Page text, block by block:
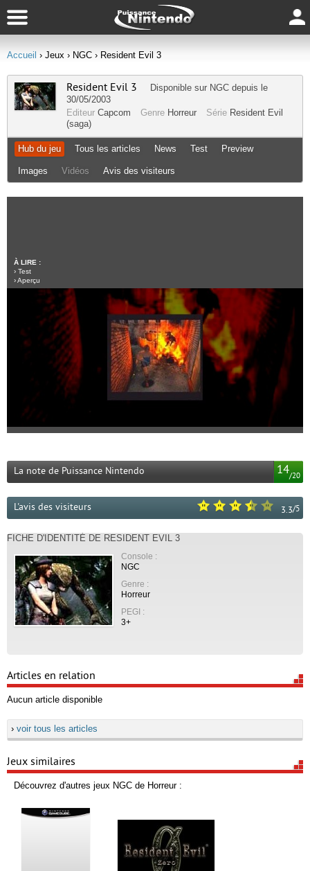
Accueil › Jeux › NGC › Resident Evil 3
Resident Evil 3 Disponible sur NGC depuis le
30/05/2003
Editeur Capcom Genre Horreur Série Resident Evil
(saga)
Hub du jeu Tous les articles News Test Preview
Images Vidéos Avis des visiteurs
À LIRE :
› Test
›Aperçu
14/20
La note de Puissance Nintendo
3.3/5
L'avis des visiteurs
FICHE D'IDENTITÉ DE RESIDENT EVIL 3
Console :
NGC
Genre :
Horreur
PEGI :
3+
Articles en relation
Aucun article disponible
› voir tous les articles
Jeux similaires
Découvrez d'autres jeux NGC de Horreur :